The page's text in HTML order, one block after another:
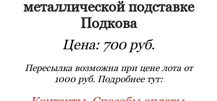
металлической подставке
Подкова
Цена: 700 руб.
Пересылка возможна при цене лота от
1000 руб. Подробнее тут: